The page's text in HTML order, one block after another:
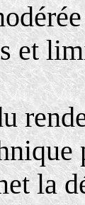
et
la